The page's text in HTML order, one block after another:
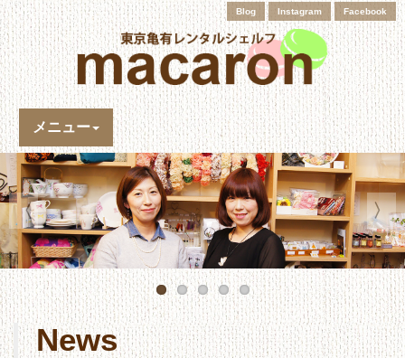
Blog Instagram Facebook
メニュー
News